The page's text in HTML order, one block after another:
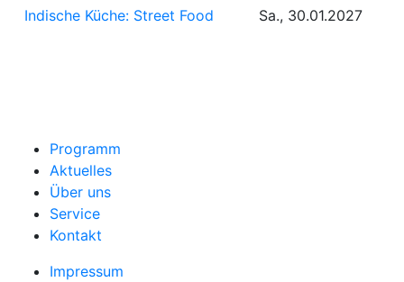
Indische Küche: Street Food Sa., 30.01.2027
Programm
Aktuelles
Über uns
Service
Kontakt
Impressum